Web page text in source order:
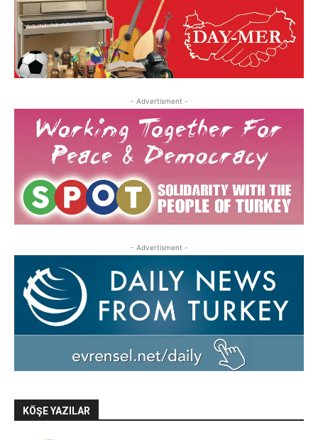
- Advertisment -
- Advertisment -
KÖŞE YAZILAR